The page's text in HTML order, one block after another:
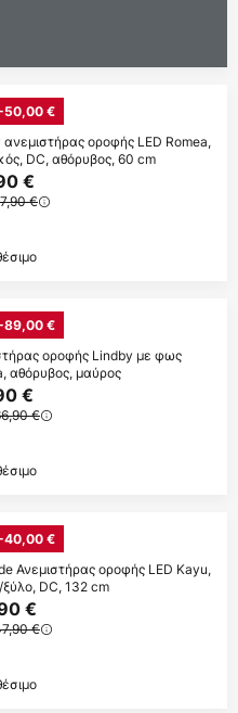
50,00 €
οροφής LED Romea,
DC, αθόρυβος, 60 cm
€
€
89,00 €
οροφής Lindby με φως
αθόρυβος, μαύρος
€
€
40,00 €
Ανεμιστήρας οροφής LED Kayu,
DC, 132 cm
€
€